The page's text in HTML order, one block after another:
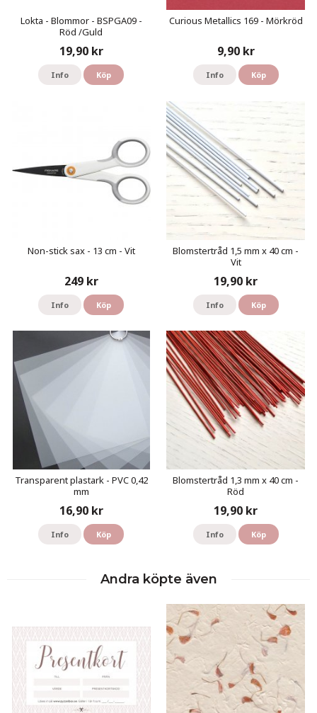
Lokta - Blommor - BSPGA09 -
Röd /Guld
19,90 kr
Info Köp
Curious Metallics 169 - Mörkröd
9,90 kr
Info Köp
Non-stick sax - 13 cm - Vit
249 kr
Info Köp
Blomstertråd 1,5 mm x 40 cm -
Vit
19,90 kr
Info Köp
Transparent plastark - PVC 0,42
mm
16,90 kr
Info Köp
Blomstertråd 1,3 mm x 40 cm -
Röd
19,90 kr
Info Köp
Andra köpte även